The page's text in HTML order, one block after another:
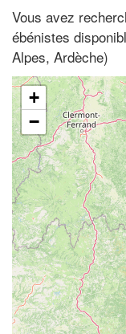
Vous avez
ébénistes
Alpes, Ardèche)
+
−